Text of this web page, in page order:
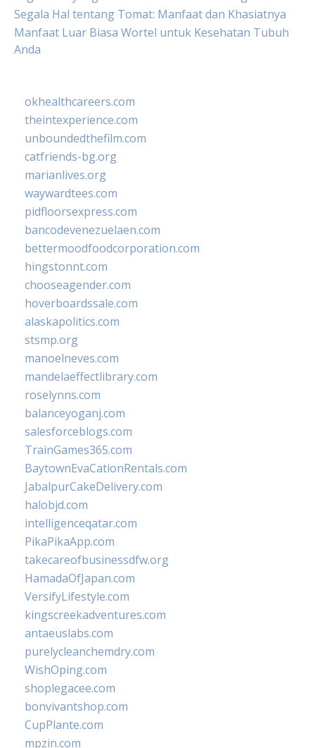
Segala Hal tentang Tomat: Manfaat dan Khasiatnya
Manfaat Luar Biasa Wortel untuk Kesehatan Tubuh
Anda
okhealthcareers.com
theintexperience.com
unboundedthefilm.com
catfriends-bg.org
marianlives.org
waywardtees.com
pidfloorsexpress.com
bancodevenezuelaen.com
bettermoodfoodcorporation.com
hingstonnt.com
chooseagender.com
hoverboardssale.com
alaskapolitics.com
stsmp.org
manoelneves.com
mandelaeffectlibrary.com
roselynns.com
balanceyoganj.com
salesforceblogs.com
TrainGames365.com
BaytownEvaCationRentals.com
JabalpurCakeDelivery.com
halobjd.com
intelligenceqatar.com
PikaPikaApp.com
takecareofbusinessdfw.org
HamadaOfJapan.com
VersifyLifestyle.com
kingscreekadventures.com
antaeuslabs.com
purelycleanchemdry.com
WishOping.com
shoplegacee.com
bonvivantshop.com
CupPlante.com
mpzin.com